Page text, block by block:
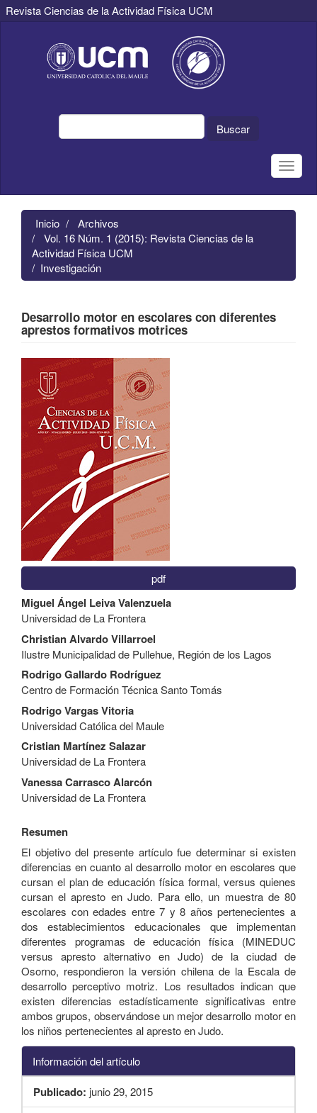
Revista Ciencias de la Actividad Física UCM
principal
Contenido
principal
Buscar
Toggle
Inicio
Archivos
Vol. 16 Núm. 1 (2015): Revista Ciencias de la
Actividad Física UCM
Investigación
Desarrollo motor en escolares con diferentes
aprestos formativos motrices
Barra
lateral
del
artículo
pdf
Contenido
principal
del
artículo
Miguel Ángel Leiva Valenzuela
Universidad de La Frontera
Christian Alvardo Villarroel
Ilustre Municipalidad de Pullehue, Región de los Lagos
Rodrigo Gallardo Rodríguez
Centro de Formación Técnica Santo Tomás
Rodrigo Vargas Vitoria
Universidad Católica del Maule
Cristian Martínez Salazar
Universidad de La Frontera
Vanessa Carrasco Alarcón
Universidad de La Frontera
Resumen
El objetivo del presente artículo fue determinar si existen
diferencias en cuanto al desarrollo motor en escolares que
cursan el plan de educación física formal, versus quienes
cursan el apresto en Judo. Para ello, un muestra de 80
escolares con edades entre 7 y 8 años pertenecientes a
dos establecimientos educacionales que implementan
diferentes programas de educación física (MINEDUC
versus apresto alternativo en Judo) de la ciudad de
Osorno, respondieron la versión chilena de la Escala de
desarrollo perceptivo motriz. Los resultados indican que
existen diferencias estadísticamente significativas entre
ambos grupos, observándose un mejor desarrollo motor en
los niños pertenecientes al apresto en Judo.
Información del artículo
Publicado: junio 29, 2015